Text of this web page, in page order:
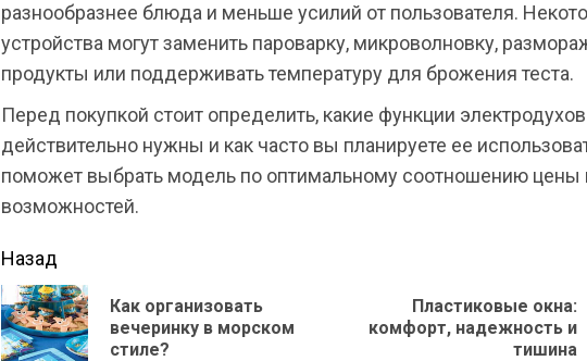
разнообразнее блюда и меньше усилий от пользователя.
устройства могут заменить пароварку, микроволновку,
продукты или поддерживать температуру для брожения теста.
Перед покупкой стоит определить, какие функции
действительно нужны и как часто вы планируете ее
поможет выбрать модель по оптимальному соотношению цены
возможностей.
Продолжить
чтение
Назад
Предыдущая
Как организовать
вечеринку в морском
стиле?
Следующая
Пластиковые окна:
комфорт, надежность и
тишина